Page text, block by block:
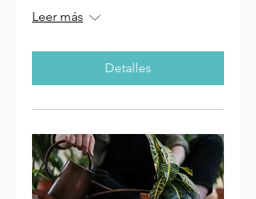
Leer más
Detalles